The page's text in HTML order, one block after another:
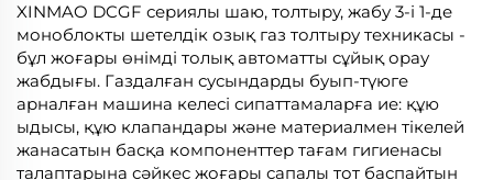
XINMAO DCGF сериялы шаю, толтыру, жабу 3-і 1-де
моноблокты шетелдік озық газ толтыру техникасы -
бұл жоғары өнімді толық автоматты сұйық орау
жабдығы. Газдалған сусындарды буып-түюге
арналған машина келесі сипаттамаларға ие: құю
ыдысы, құю клапандары және материалмен тікелей
жанасатын басқа компоненттер тағам гигиенасы
талаптарына сәйкес жоғары сапалы тот баспайтын